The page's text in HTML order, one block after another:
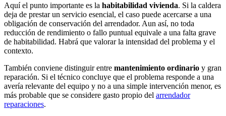
Aquí el punto importante es la habitabilidad vivienda. Si la caldera
deja de prestar un servicio esencial, el caso puede acercarse a una
obligación de conservación del arrendador. Aun así, no toda
reducción de rendimiento o fallo puntual equivale a una falta grave
de habitabilidad. Habrá que valorar la intensidad del problema y el
contexto.
También conviene distinguir entre mantenimiento ordinario y gran
reparación. Si el técnico concluye que el problema responde a una
avería relevante del equipo y no a una simple intervención menor, es
más probable que se considere gasto propio del arrendador
reparaciones.